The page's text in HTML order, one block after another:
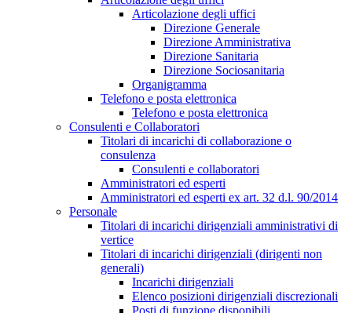
Articolazione degli uffici
Direzione Generale
Direzione Amministrativa
Direzione Sanitaria
Direzione Sociosanitaria
Organigramma
Telefono e posta elettronica
Telefono e posta elettronica
Consulenti e Collaboratori
Titolari di incarichi di collaborazione o
consulenza
Consulenti e collaboratori
Amministratori ed esperti
Amministratori ed esperti ex art. 32 d.l. 90/2014
Personale
Titolari di incarichi dirigenziali amministrativi di
vertice
Titolari di incarichi dirigenziali (dirigenti non
generali)
Incarichi dirigenziali
Elenco posizioni dirigenziali discrezionali
Posti di funzione disponibili